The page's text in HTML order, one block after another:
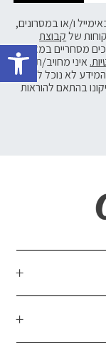
ו/או במסרונים,
שלקבוצת
מסחריים במאגרי
איני מחויב/ת
לא נוכל לשלוח
בהתאם להוראות